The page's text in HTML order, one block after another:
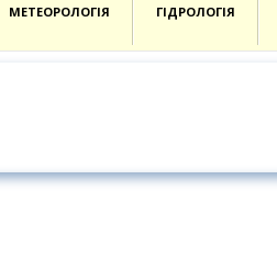
МЕТЕОРОЛОГІЯ ГІДРОЛОГІЯ